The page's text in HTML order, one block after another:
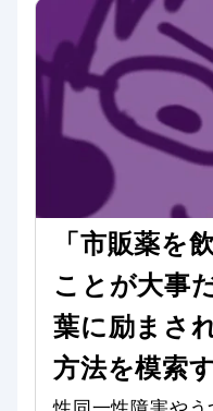
「市販薬を
ことが大事
葉に励まさ
方法を模索